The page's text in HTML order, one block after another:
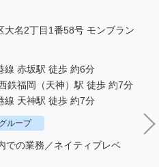
大名2丁目1番58号 モンブラン
線 赤坂駅 徒歩 約6分
鉄福岡（天神）駅 徒歩 約7分
線 天神駅 徒歩 約7分
グループ
での業務／ネイティブレベ